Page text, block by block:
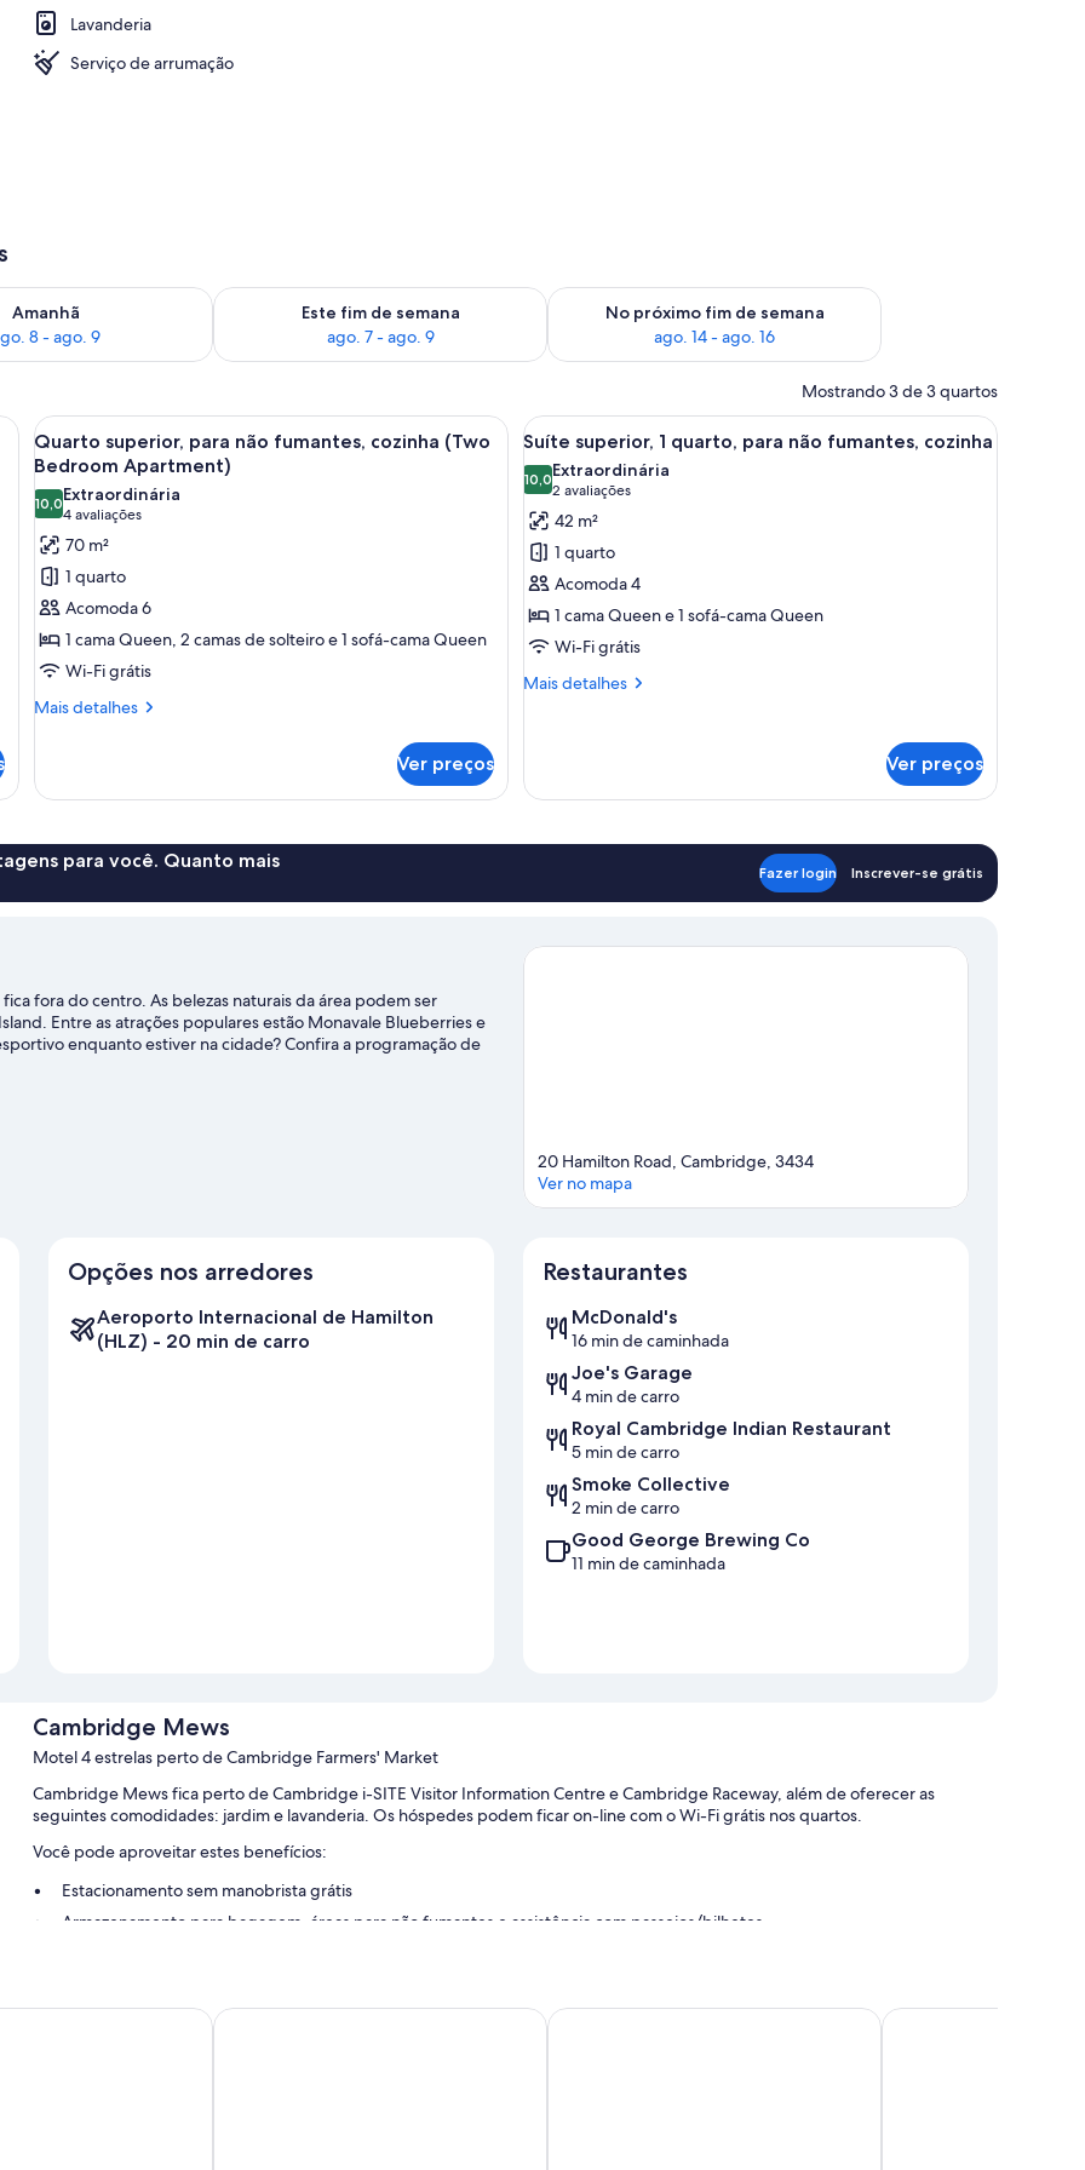
Lavanderia
Serviço de arrumação
Amanhã
8 - ago. 9
para amanhã, ago. 8 - ago. 9
Este fim de semana
ago. 7 - ago. 9
Verifica a disponibilidade para este fim de semana, ago. 7 - ago. 9
No próximo fim de semana
ago. 14 - ago. 16
Verifica a disponibilidade para o próximo fim de semana,
Mostrando 3 de 3 quartos
cadeira, mesa de cabeceira, ventilador de teto e cozinha compacta.
Carrega
todas
as
fotos
de
Quarto
superior,
para
não
fumantes,
cozinha
Apartment)
Quarto com cama, janela com cortinas, ventilador de teto e um quadro na parede.
13
Quarto superior, para não fumantes, cozinha (Two
Bedroom Apartment)
10,010,0 de 10
Extraordinária
4 avaliações
(4
avaliações)
70 m²
1 quarto
Acomoda 6
1 cama Queen, 2 camas de solteiro e 1 sofá-cama Queen
Wi-Fi grátis
Mais detalhes
Mais
superior,
fumantes,
(Two
Ver preços
Carrega
todas
as
fotos
de
Suíte
superior,
1
quarto,
para
Quarto bem arrumado com cama, mesas
12
Suíte superior, 1 quarto, para não fumantes, cozinha
10,010,0 de 10
Extraordinária
2 avaliações
(2
avaliações)
42 m²
1 quarto
Acomoda 4
1 cama Queen e 1 sofá-cama Queen
Wi-Fi grátis
Mais detalhes
Mais
1
cozinha
Ver preços
para você. Quanto mais
Fazer login Inscrever-se grátis
fora do centro. As belezas naturais da área podem ser
Entre as atrações populares estão Monavale Blueberries e
enquanto estiver na cidade? Confira a programação de
20 Hamilton Road, Cambridge, 3434
Ver no mapa
Opções nos arredores
Aeroporto Internacional de Hamilton
(HLZ) - 20 min de carro
Restaurantes
McDonald's
16 min de caminhada
Joe's Garage
4 min de carro
Royal Cambridge Indian Restaurant
5 min de carro
Smoke Collective
2 min de carro
Good George Brewing Co
11 min de caminhada
Cambridge Mews
Motel 4 estrelas perto de Cambridge Farmers' Market
Cambridge Mews fica perto de Cambridge i-SITE Visitor Information Centre e Cambridge Raceway, além de oferecer as
seguintes comodidades: jardim e lavanderia. Os hóspedes podem ficar on-line com o Wi-Fi grátis nos quartos.
Você pode aproveitar estes benefícios:
Estacionamento sem manobrista grátis
Armazenamento para bagagem, áreas para não fumantes e assistência com passeios/bilhetes
Todos os quartos em Cambridge Mews têm extras como roupas de cama premium e espaço de trabalho para notebook, além
das seguintes comodidades: Wi-Fi grátis e cadeiras para escritório.
No1 Motels On Victoria Hidden Lake Hotel and Apartments Cambridge TOP 10